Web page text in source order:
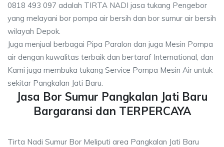
0818 493 097 adalah TIRTA NADI jasa tukang Pengebor
yang melayani bor pompa air bersih dan bor sumur air bersih
wilayah Depok.
Juga menjual berbagai Pipa Paralon dan juga Mesin Pompa
air dengan kuwalitas terbaik dan bertaraf International, dan
Kami juga membuka tukang Service Pompa Mesin Air untuk
sekitar Pangkalan Jati Baru.
Jasa Bor Sumur Pangkalan Jati Baru
Bargaransi dan TERPERCAYA
Tirta Nadi Sumur Bor Meliputi area Pangkalan Jati Baru